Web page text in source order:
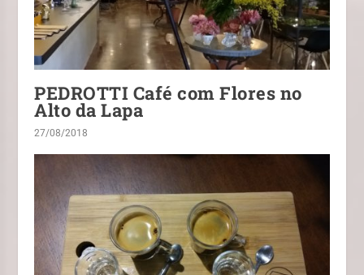
PEDROTTI Café com Flores no
Alto da Lapa
27/08/2018